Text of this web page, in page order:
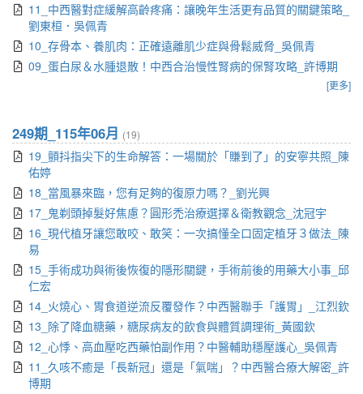
11_中西醫對症緩解高齡疼痛：讓晚年生活更有品質的關鍵策略_
劉東桓．吳佩青
10_存骨本、養肌肉：正確遠離肌少症與骨鬆威脅_吳佩青
09_蛋白尿＆水腫退散！中西合治慢性腎病的保腎攻略_許博期
[更多]
249期_115年06月 (19)
19_顫抖指尖下的生命解答：一場關於「賺到了」的安寧共照_陳
佑婷
18_當風暴來臨，您有足夠的復原力嗎？_劉光興
17_鬼剃頭掉髮好焦慮？圓形禿治療選擇＆衛教觀念_沈冠宇
16_現代植牙讓您敢咬、敢笑：一次搞懂全口固定植牙３做法_陳
易
15_手術成功與術後恢復的隱形關鍵，手術前後的用藥大小事_邱
仁宏
14_火燒心、胃食道逆流反覆發作？中西醫聯手「護胃」_江烈欽
13_除了降血糖藥，糖尿病友的飲食與體質調理術_黃國欽
12_心悸、高血壓吃西藥怕副作用？中醫輔助穩壓護心_吳佩青
11_久咳不癒是「長新冠」還是「氣喘」？中西醫合療大解密_許
博期